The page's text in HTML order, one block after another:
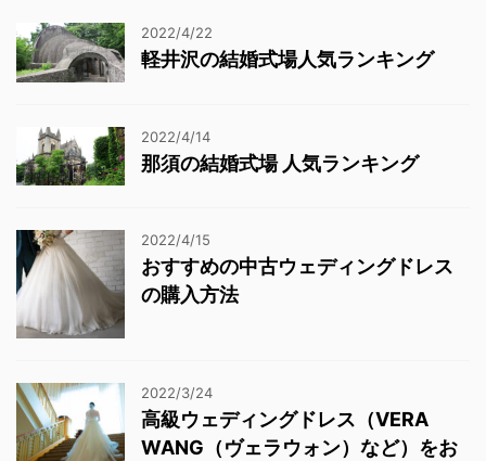
2022/4/22
軽井沢の結婚式場人気ランキング
2022/4/14
那須の結婚式場 人気ランキング
2022/4/15
おすすめの中古ウェディングドレス
の購入方法
2022/3/24
高級ウェディングドレス（VERA
WANG（ヴェラウォン）など）をお